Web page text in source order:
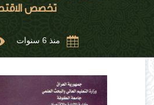
تخصص
منذ 6 سنوات